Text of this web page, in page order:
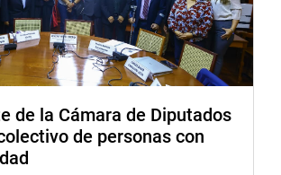
de la Cámara de Diputados
de personas con